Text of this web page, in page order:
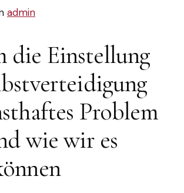
admin
die Einstellung
Problem
wie wir es